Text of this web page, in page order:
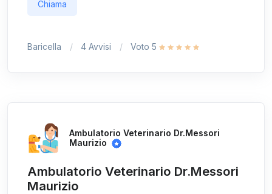
Chiama
Baricella 4 Avvisi Voto 5
Ambulatorio Veterinario Dr.Messori
Maurizio
Ambulatorio Veterinario Dr.Messori
Maurizio